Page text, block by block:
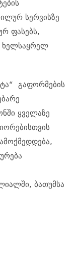
სერვისზე
ფასებს,
ხელსაყრელ
გაფორმების
ყველაზე
ბათუმსა